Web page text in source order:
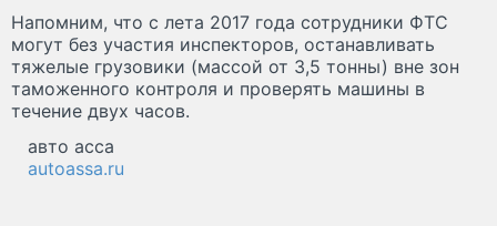
Напомним, что с лета 2017 года сотрудники ФТС
могут без участия инспекторов, останавливать
тяжелые грузовики (массой от 3,5 тонны) вне зон
таможенного контроля и проверять машины в
течение двух часов.
авто асса
autoassa.ru